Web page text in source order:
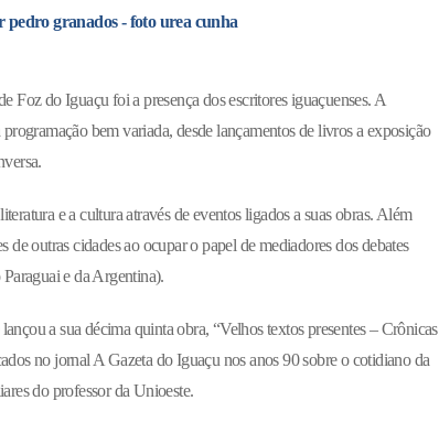
Foz do Iguaçu foi a presença dos escritores iguaçuenses. A
bem variada, desde lançamentos de livros a exposição
e a cultura através de eventos ligados a suas obras. Além
outras cidades ao ocupar o papel de mediadores dos debates
e da Argentina).
a sua décima quinta obra, “Velhos textos presentes – Crônicas
no jornal A Gazeta do Iguaçu nos anos 90 sobre o cotidiano da
do professor da Unioeste.